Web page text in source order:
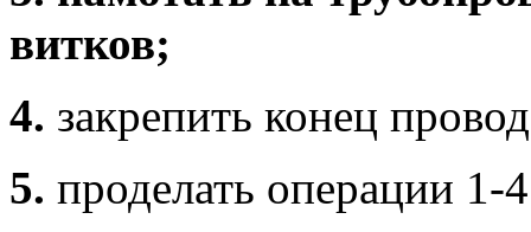
витков;
4. закрепить конец
5. проделать операции 1-